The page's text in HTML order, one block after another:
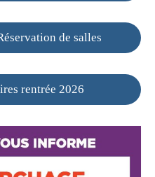
de salles
rentrée 2026